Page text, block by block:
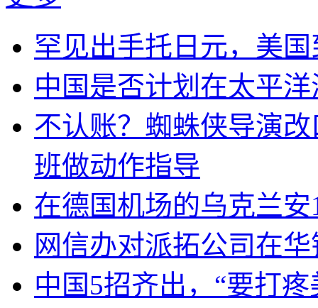
罕见出手托日元，美
中国是否计划在太平
不认账？蜘蛛侠导演
班做动作指导
在德国机场的乌克兰
网信办对派拓公司在
中国5招齐出，“要打